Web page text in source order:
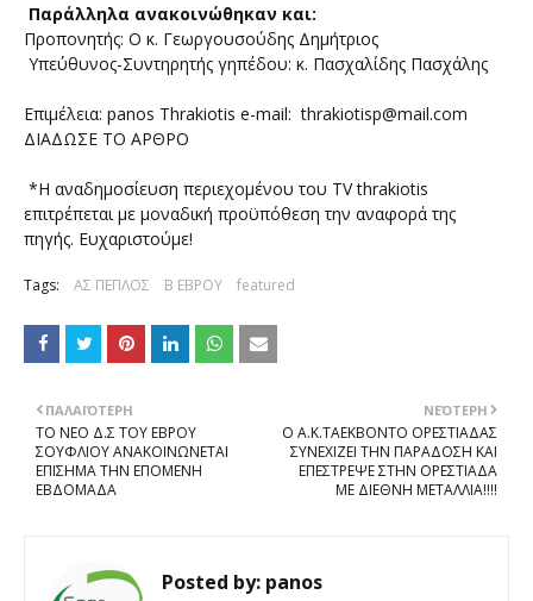
Παράλληλα ανακοινώθηκαν και:
Προπονητής: Ο κ. Γεωργουσούδης Δημήτριος
Υπεύθυνος-Συντηρητής γηπέδου: κ. Πασχαλίδης Πασχάλης
Επιμέλεια: panos Thrakiotis e-mail: thrakiotisp@mail.com
ΔΙΑΔΩΣΕ ΤΟ ΑΡΘΡΟ
*Η αναδημοσίευση περιεχομένου του TV thrakiotis
επιτρέπεται με μοναδική προϋπόθεση την αναφορά της
πηγής. Ευχαριστούμε!
Tags: ΑΣ ΠΕΠΛΟΣ Β ΕΒΡΟΥ featured
ΝΕΌΤΕΡΗ
Ο Α.Κ.ΤΑΕΚΒΟΝΤΟ ΟΡΕΣΤΙΑΔΑΣ
ΣΥΝΕΧΙΖΕΙ ΤΗΝ ΠΑΡΑΔΟΣΗ ΚΑΙ
ΕΠΕΣΤΡΕΨΕ ΣΤΗΝ ΟΡΕΣΤΙΑΔΑ
ΜΕ ΔΙΕΘΝΗ ΜΕΤΑΛΛΙΑ!!!!
ΠΑΛΑΙΌΤΕΡΗ
ΤΟ ΝΕΟ Δ.Σ ΤΟΥ ΕΒΡΟΥ
ΣΟΥΦΛΙΟΥ ΑΝΑΚΟΙΝΩΝΕΤΑΙ
ΕΠΙΣΗΜΑ ΤΗΝ ΕΠΟΜΕΝΗ
ΕΒΔΟΜΑΔΑ
Posted by: panos